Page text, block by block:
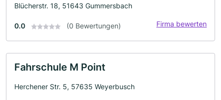
Blücherstr. 18, 51643 Gummersbach
0.0 (0 Bewertungen) Firma bewerten
Fahrschule M Point
Herchener Str. 5, 57635 Weyerbusch